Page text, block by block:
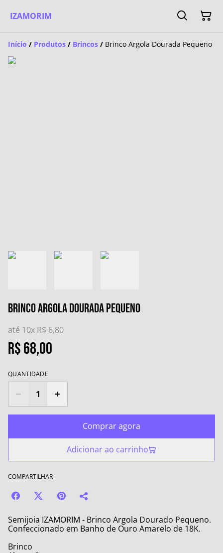
IZAMORIM
Início / Produtos / Brincos / Brinco Argola Dourada Pequeno
Brinco Argola Dourada Pequeno
até 10x R$ 6,80
R$ 68,00
QUANTIDADE
Comprar agora
Adicionar ao carrinho
COMPARTILHAR
Semijoia IZAMORIM - Brinco Argola Dourado Pequeno.
Confeccionado em Banho de Ouro Amarelo de 18K.
Brinco